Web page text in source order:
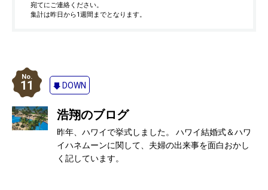
宛てにご連絡ください。
集計は昨日から1週間までとなります。
11 DOWN
浩翔のブログ
昨年、ハワイで挙式しました。 ハワイ結婚式＆ハワ
イハネムーンに関して、夫婦の出来事を面白おかし
く記しています。